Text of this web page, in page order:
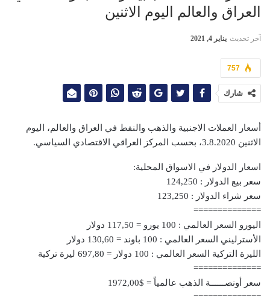
العراق والعالم اليوم الاثنين
آخر تحديث يناير 4, 2021
757
شارك
أسعار العملات الاجنبية والذهب والنفط في العراق والعالم، اليوم
الاثنين 3.8.2020، بحسب المركز العراقي الاقتصادي السياسي.
اسعار الدولار في الاسواق المحلية:
سعر بيع الدولار : 124,250
سعر شراء الدولار : 123,250
==============
اليورو السعر العالمي : 100 يورو = 117,50 دولار
الأسترليني السعر العالمي : 100 باوند = 130,60 دولار
الليرة التركية السعر العالمي : 100 دولار = 697,80 ليرة تركية
==============
سعر أونصــــــة الذهب عالمياً = $1972,00